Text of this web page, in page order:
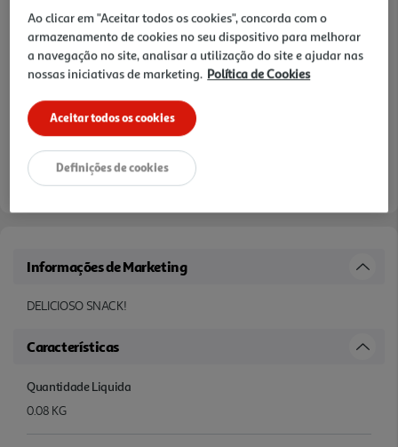
0,99 €
Notas de preparação
Informações de Marketing
DELICIOSO SNACK!
Características
Quantidade Liquida
0.08 KG
Ao clicar em "Aceitar todos os cookies", concorda com o
armazenamento de cookies no seu dispositivo para melhorar
a navegação no site, analisar a utilização do site e ajudar nas
nossas iniciativas de marketing. Política de Cookies
Aceitar todos os cookies
Definições de cookies